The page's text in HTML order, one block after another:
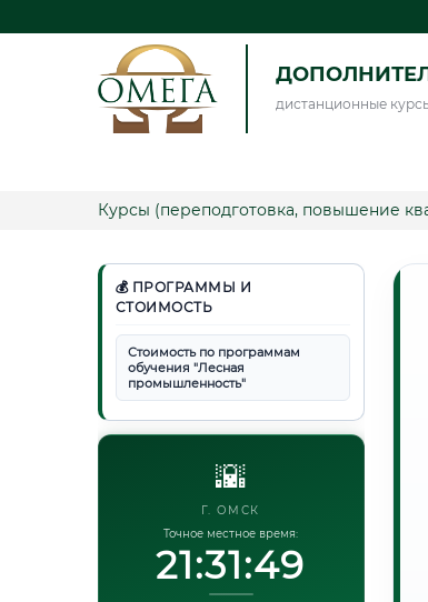
дистанционные
Курсы (переподготовка, повышение
💰 ПРОГРАММЫ И
СТОИМОСТЬ
Стоимость по программам
обучения "Лесная
промышленность"
🌇
Г. ОМСК
Точное местное время:
21:31:50